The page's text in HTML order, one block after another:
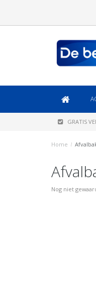
GRATIS
Home /
Nog niet